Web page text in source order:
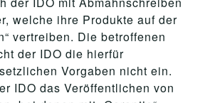
welche ihre Produkte auf der
vertreiben. Die betroffenen
der IDO die hierfür
Vorgaben nicht ein.
IDO das Veröffentlichen von